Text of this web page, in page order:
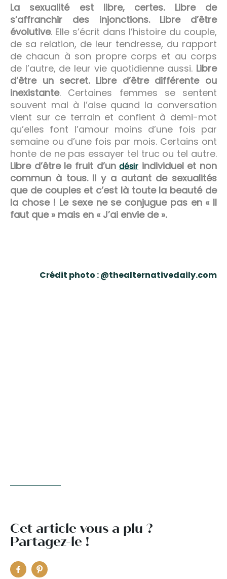
La sexualité est libre, certes. Libre de
s’affranchir des injonctions. Libre d’être
évolutive. Elle s’écrit dans l’histoire du couple,
de sa relation, de leur tendresse, du rapport
de chacun à son propre corps et au corps
de l’autre, de leur vie quotidienne aussi. Libre
d’être un secret. Libre d’être différente ou
inexistante. Certaines femmes se sentent
souvent mal à l’aise quand la conversation
vient sur ce terrain et confient à demi-mot
qu’elles font l’amour moins d’une fois par
semaine ou d’une fois par mois. Certains ont
honte de ne pas essayer tel truc ou tel autre.
Libre d’être le fruit d’undésir individuel et non
commun à tous. Il y a autant de sexualités
que de couples et c’est là toute la beauté de
la chose ! Le sexe ne se conjugue pas en « Il
faut que » mais en « J’ai envie de ».
Crédit photo : @thealternativedaily.com
Cet article vous a plu ?
Partagez-le !